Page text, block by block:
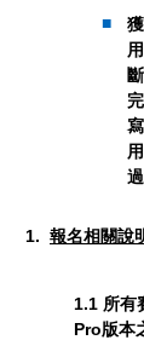
1. 報名相關說
1.1 所
Pro版本